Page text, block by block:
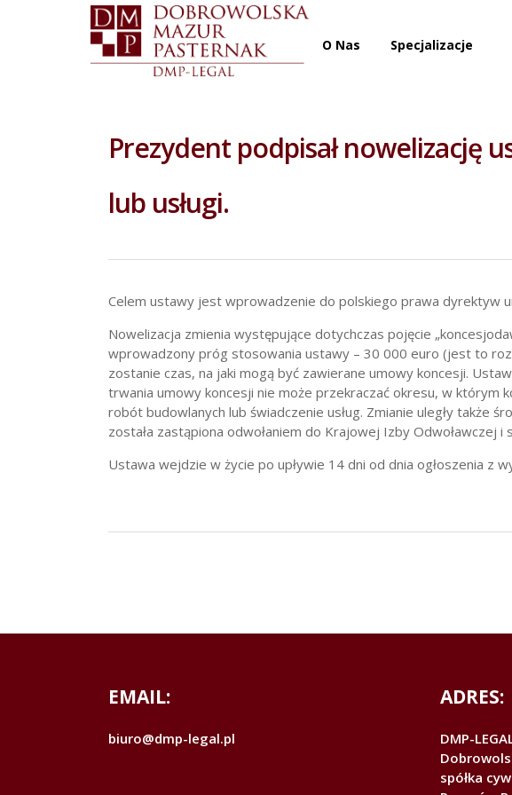
O Nas Specjalizacje
Prezydent podpisał nowelizację
lub usługi.
Celem ustawy jest wprowadzenie do polskiego prawa dyrektyw
Nowelizacja zmienia występujące dotychczas pojęcie
wprowadzony próg stosowania ustawy – 30 000 euro (jest to
zostanie czas, na jaki mogą być zawierane umowy koncesji.
trwania umowy koncesji nie może przekraczać okresu, w którym
robót budowlanych lub świadczenie usług. Zmianie uległy także
została zastąpiona odwołaniem do Krajowej Izby Odwoławczej i
Ustawa wejdzie w życie po upływie 14 dni od dnia ogłoszenia z
EMAIL:
biuro@dmp-legal.pl
ADRES:
DMP-
spółka